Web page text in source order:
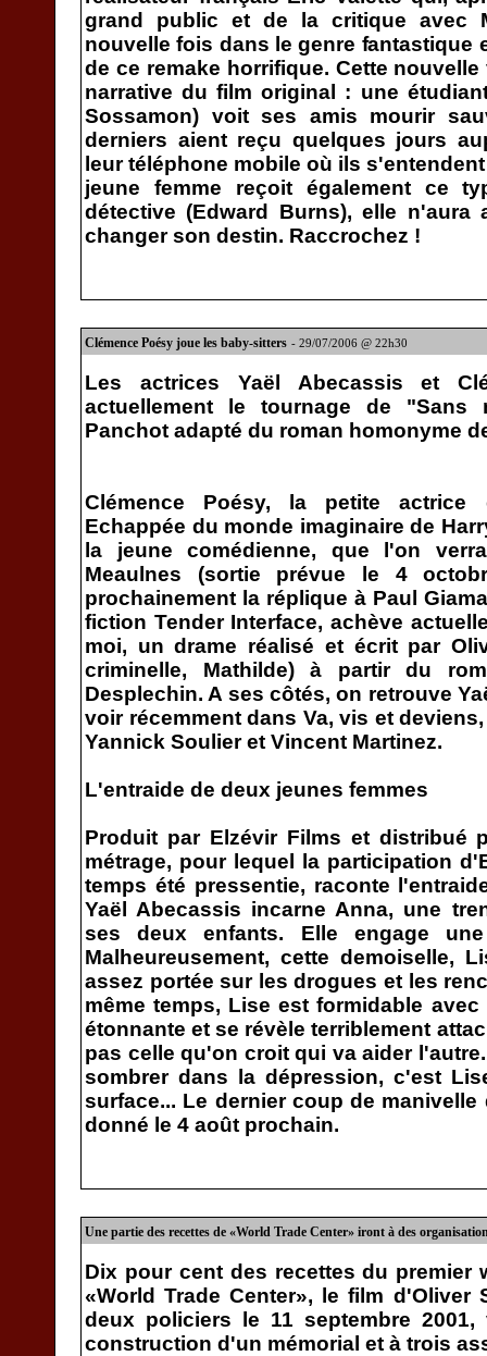
grand public et de la critique avec
nouvelle fois dans le genre fantastique
de ce remake horrifique. Cette
narrative du film original : une
Sossamon) voit ses amis mourir
derniers aient reçu quelques jours
leur téléphone mobile où ils
jeune femme reçoit également ce
détective (Edward Burns), elle
changer son destin. Raccrochez !
Clémence Poésy joue les baby-sitters - 29/07/2006 @ 22h30
Les actrices Yaël Abecassis et
actuellement le tournage de "Sans
Panchot adapté du roman homonyme
Clémence Poésy, la petite actrice
Echappée du monde imaginaire de
la jeune comédienne, que l'on
Meaulnes (sortie prévue le 4
prochainement la réplique à Paul
fiction Tender Interface, achève
moi, un drame réalisé et écrit par
criminelle, Mathilde) à partir du
Desplechin. A ses côtés, on retrouve
voir récemment dans Va, vis et
Yannick Soulier et Vincent Martinez.
L'entraide de deux jeunes femmes
Produit par Elzévir Films et distribué
métrage, pour lequel la participation
temps été pressentie, raconte
Yaël Abecassis incarne Anna, une
ses deux enfants. Elle engage
Malheureusement, cette demoiselle,
assez portée sur les drogues et les
même temps, Lise est formidable
étonnante et se révèle terriblement
pas celle qu'on croit qui va aider
sombrer dans la dépression, c'est
surface... Le dernier coup de
donné le 4 août prochain.
Une partie des recettes de «World Trade Center» iront à des
Dix pour cent des recettes du premier
«World Trade Center», le film d'Oliver
deux policiers le 11 septembre
construction d'un mémorial et à trois